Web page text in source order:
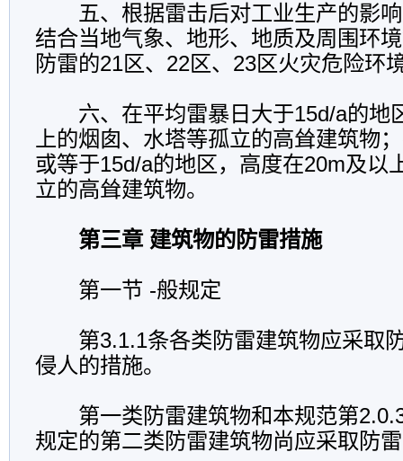
五、根据雷击后对工业生产的影响
结合当地气象、地形、地质及周围环
防雷的21区、22区、23区火灾危险环
六、在平均雷暴日大于15d/a的地
上的烟囱、水塔等孤立的高耸建筑物
或等于15d/a的地区，高度在20m及以
立的高耸建筑物。
第三章 建筑物的防雷措施
第一节 -般规定
第3.1.1条各类防雷建筑物应采取
侵人的措施。
第一类防雷建筑物和本规范第
规定的第二类防雷建筑物尚应采取防